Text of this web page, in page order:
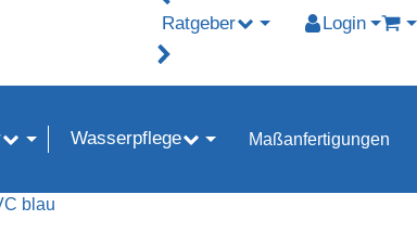
Ratgeber Login
Wasserpflege Maßanfertigungen
blau